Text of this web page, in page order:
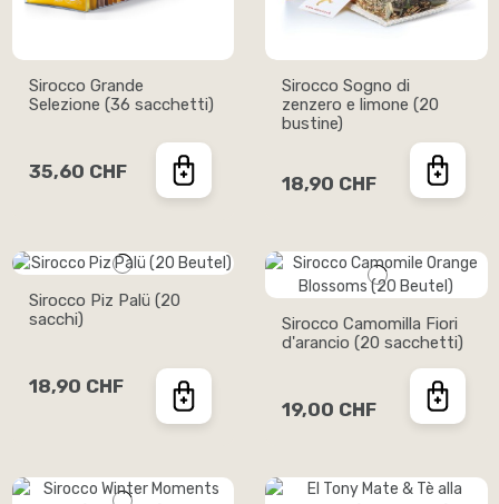
Sirocco Grande
Selezione (36 sacchetti)
35,60 CHF
Sirocco Sogno di
zenzero e limone (20
bustine)
18,90 CHF
Sirocco Piz Palü (20
sacchi)
18,90 CHF
Sirocco Camomilla Fiori
d'arancio (20 sacchetti)
19,00 CHF